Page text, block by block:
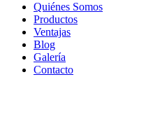
Quiénes Somos
Productos
Ventajas
Blog
Galería
Contacto